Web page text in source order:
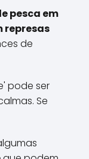
pesca em
represas
de
pode ser
Se